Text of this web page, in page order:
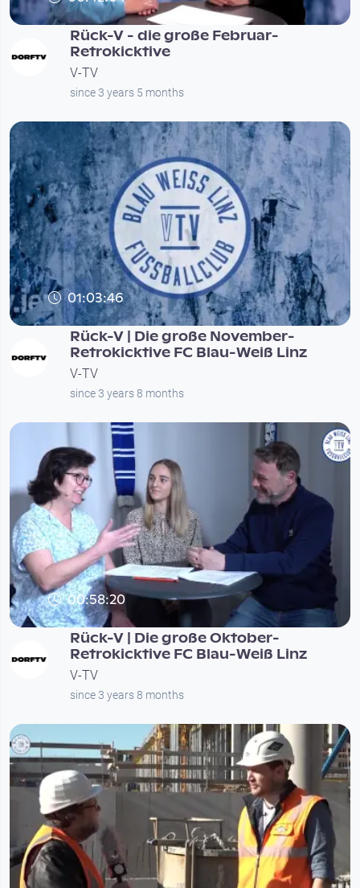
Rück-V - die große Februar-
Retrokicktive
V-TV
since 3 years 5 months
01:03:46
Rück-V | Die große November-
Retrokicktive FC Blau-Weiß Linz
V-TV
since 3 years 8 months
00:58:20
Rück-V | Die große Oktober-
Retrokicktive FC Blau-Weiß Linz
V-TV
since 3 years 8 months